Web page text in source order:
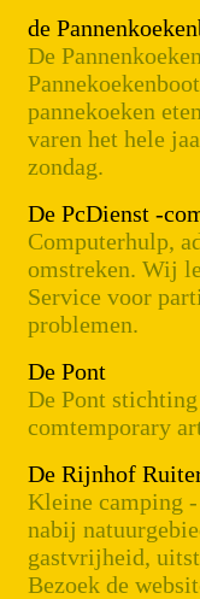
de
De
pannekoeken
varen het hele
zondag.
De PcDienst -
Computerhulp,
omstreken. Wij
Service voor
problemen.
De Pont
De Pont
comtemporary
De Rijnhof
Kleine camping
nabij
gastvrijheid,
Bezoek de